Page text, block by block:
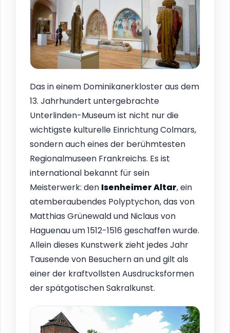
Das in einem Dominikanerkloster aus dem
13. Jahrhundert untergebrachte
Unterlinden-Museum ist nicht nur die
wichtigste kulturelle Einrichtung Colmars,
sondern auch eines der berühmtesten
Regionalmuseen Frankreichs. Es ist
international bekannt für sein
Meisterwerk: den Isenheimer Altar, ein
atemberaubendes Polyptychon, das von
Matthias Grünewald und Niclaus von
Haguenau um 1512-1516 geschaffen wurde.
Allein dieses Kunstwerk zieht jedes Jahr
Tausende von Besuchern an und gilt als
einer der kraftvollsten Ausdrucksformen
der spätgotischen Sakralkunst.